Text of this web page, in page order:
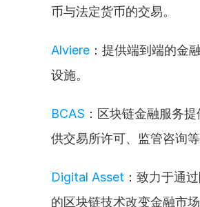
币与法定货币的交易。
Alviere ：提供端到端的金
设施。
BCAS ：区块链金融服务
供交易所许可、监管咨询等
Digital Asset ：致力于通
的区块链技术改变金融市场